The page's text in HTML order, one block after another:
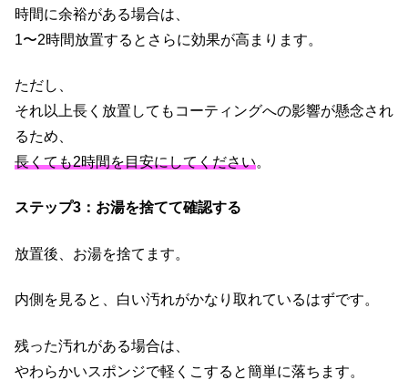
時間に余裕がある場合は、
1〜2時間放置するとさらに効果が高まります。
ただし、
それ以上長く放置してもコーティングへの影響が懸念され
るため、
長くても2時間を目安にしてください。
ステップ3：お湯を捨てて確認する
放置後、お湯を捨てます。
内側を見ると、白い汚れがかなり取れているはずです。
残った汚れがある場合は、
やわらかいスポンジで軽くこすると簡単に落ちます。